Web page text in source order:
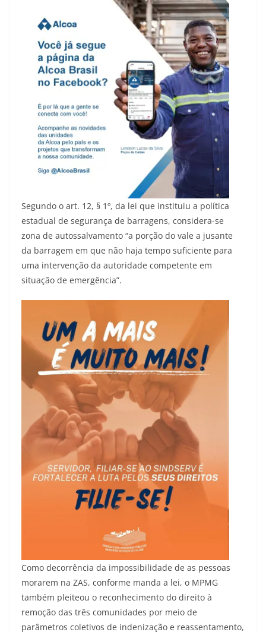
Segundo o art. 12, § 1º, da lei que instituiu a política
estadual de segurança de barragens, considera-se
zona de autossalvamento “a porção do vale a jusante
da barragem em que não haja tempo suficiente para
uma intervenção da autoridade competente em
situação de emergência”.
Como decorrência da impossibilidade de as pessoas
morarem na ZAS, conforme manda a lei, o MPMG
também pleiteou o reconhecimento do direito à
remoção das três comunidades por meio de
parâmetros coletivos de indenização e reassentamento,